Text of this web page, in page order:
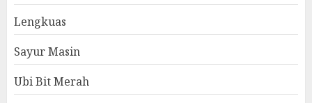
Lengkuas
Sayur Masin
Ubi Bit Merah